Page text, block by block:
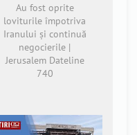
Au fost oprite
loviturile împotriva
Iranului și continuă
negocierile |
Jerusalem Dateline
740